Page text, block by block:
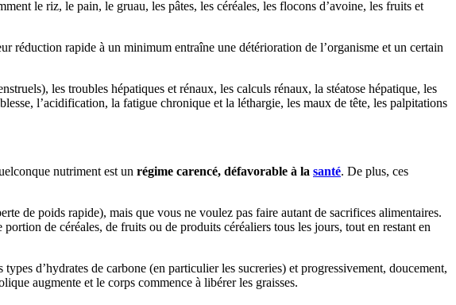
le riz, le pain, le gruau, les pâtes, les céréales, les flocons d’avoine, les fruits et
réduction rapide à un minimum entraîne une détérioration de l’organisme et un certain
les troubles hépatiques et rénaux, les calculs rénaux, la stéatose hépatique, les
l’acidification, la fatigue chronique et la léthargie, les maux de tête, les palpitations
nutriment est un régime carencé, défavorable à la santé. De plus, ces
de poids rapide), mais que vous ne voulez pas faire autant de sacrifices alimentaires.
portion de céréales, de fruits ou de produits céréaliers tous les jours, tout en restant en
d’hydrates de carbone (en particulier les sucreries) et progressivement, doucement,
augmente et le corps commence à libérer les graisses.